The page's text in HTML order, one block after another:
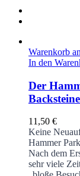
Warenkorb
In den
Der
11,50 €
Keine
Hammer
Nach dem
sehr viele